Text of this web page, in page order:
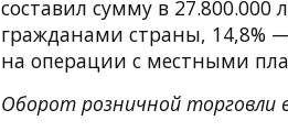
составил сумму в
гражданами страны, 14,8%
на операции с местными
Оборот розничной торговли